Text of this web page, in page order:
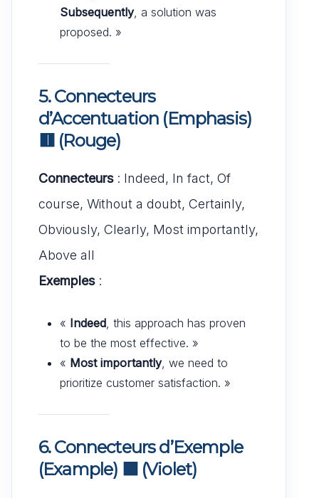
Subsequently, a solution was
proposed. »
5. Connecteurs
d’Accentuation (Emphasis)
🟥 (Rouge)
Connecteurs: Indeed, In fact, Of
course, Without a doubt, Certainly,
Obviously, Clearly, Most importantly,
Above all
Exemples:
« Indeed , this approach has proven
to be the most effective. »
« Most importantly, we need to
prioritize customer satisfaction. »
6. Connecteurs d’Exemple
(Example)
(Violet)